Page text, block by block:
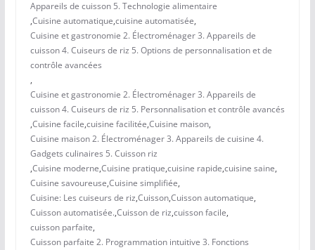
Appareils de cuisson 5. Technologie alimentaire
,Cuisine automatique,cuisine automatisée,
Cuisine et gastronomie 2. Électroménager 3. Appareils de
cuisson 4. Cuiseurs de riz 5. Options de personnalisation et de
contrôle avancées
,
Cuisine et gastronomie 2. Électroménager 3. Appareils de
cuisson 4. Cuiseurs de riz 5. Personnalisation et contrôle avancés
,Cuisine facile,cuisine facilitée,Cuisine maison,
Cuisine maison 2. Électroménager 3. Appareils de cuisine 4.
Gadgets culinaires 5. Cuisson riz
,Cuisine moderne,Cuisine pratique,cuisine rapide,cuisine saine,
Cuisine savoureuse,Cuisine simplifiée,
Cuisine: Les cuiseurs de riz,Cuisson,Cuisson automatique,
Cuisson automatisée.,Cuisson de riz,cuisson facile,
cuisson parfaite,
Cuisson parfaite 2. Programmation intuitive 3. Fonctions